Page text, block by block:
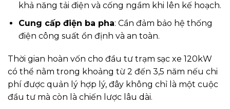
khả năng tải điện và cống ngầm khi lên kế hoạch.
Cung cấp điện ba pha: Cần đảm bảo hệ thống
điện công suất ổn định và an toàn.
Thời gian hoàn vốn cho đầu tư trạm sạc xe 120kW
có thể nằm trong khoảng từ 2 đến 3,5 năm nếu chi
phí được quản lý hợp lý, đây không chỉ là một cuộc
đầu tư mà còn là chiến lược lâu dài.